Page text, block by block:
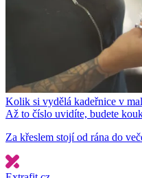
Kolik si vydělá kadeřnice v
Až to číslo uvidíte, budete
Za křeslem stojí od rána do